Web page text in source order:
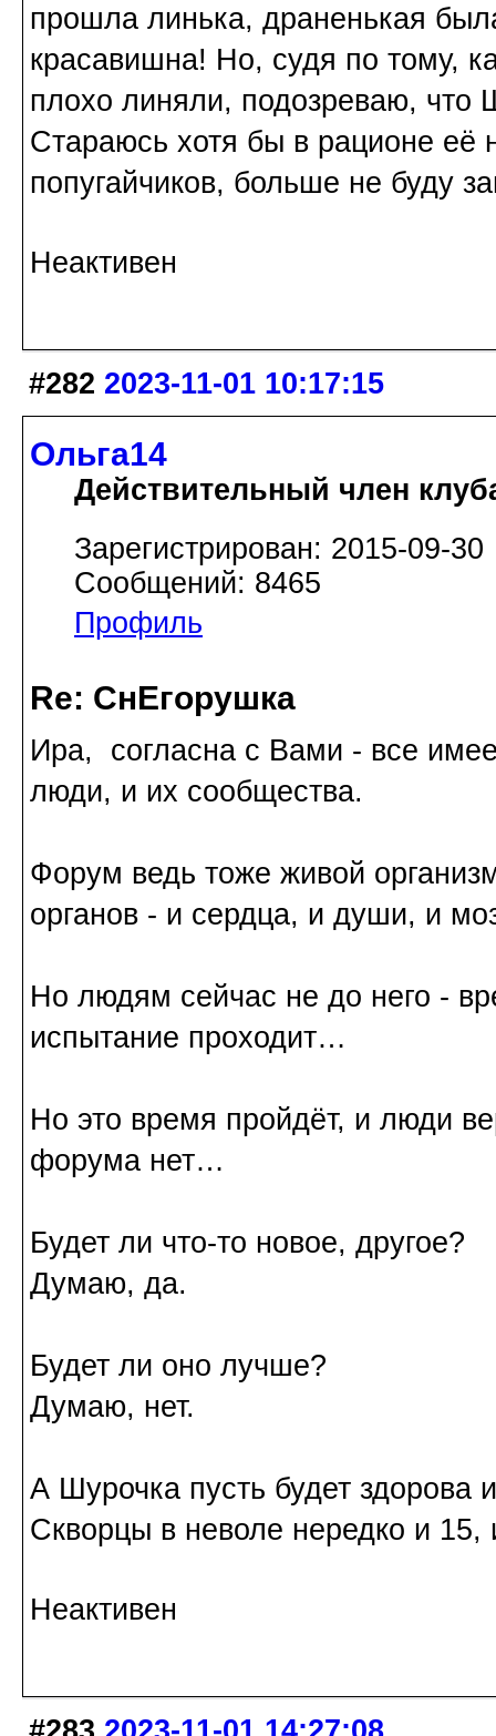
прошла линька, драненькая
красавишна! Но, судя по тому,
плохо линяли, подозреваю, что
Стараюсь хотя бы в рационе
попугайчиков, больше не буду
Неактивен
#282 2023-11-01 10:17:15
Ольга14
Действительный член
Зарегистрирован: 2015-09-30
Сообщений: 8465
Профиль
Re: СнЕгорушка
Ира, согласна с Вами - все
люди, и их сообщества.
Форум ведь тоже живой
органов - и сердца, и души, и
Но людям сейчас не до него -
испытание проходит…
Но это время пройдёт, и люди
форума нет…
Будет ли что-то новое, другое?
Думаю, да.
Будет ли оно лучше?
Думаю, нет.
А Шурочка пусть будет здорова
Скворцы в неволе нередко и 15,
Неактивен